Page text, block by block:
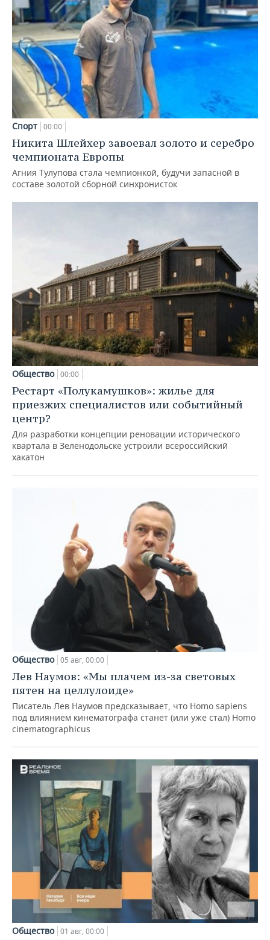
Спорт 00:00
Никита Шлейхер завоевал золото и серебро
чемпионата Европы
Агния Тулупова стала чемпионкой, будучи запасной в
составе золотой сборной синхронисток
Общество 00:00
Рестарт «Полукамушков»: жилье для
приезжих специалистов или событийный
центр?
Для разработки концепции реновации исторического
квартала в Зеленодольске устроили всероссийский
хакатон
Общество 05 авг, 00:00
Лев Наумов: «Мы плачем из-за световых
пятен на целлулоиде»
Писатель Лев Наумов предсказывает, что Homo sapiens
под влиянием кинематографа станет (или уже стал) Homo
cinematographicus
Общество 01 авг, 00:00